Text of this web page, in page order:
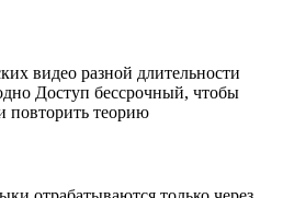
видео разной длительности
Доступ бессрочный, чтобы
повторить теорию